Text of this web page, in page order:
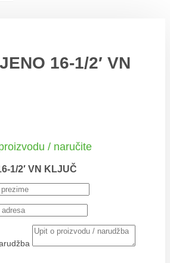
16-1/2′ VN
/ naručite
1/2′ VN KLJUČ